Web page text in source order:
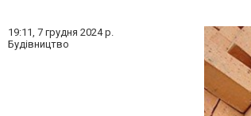
19:11, 7 грудня 2024 р.
Будівництво